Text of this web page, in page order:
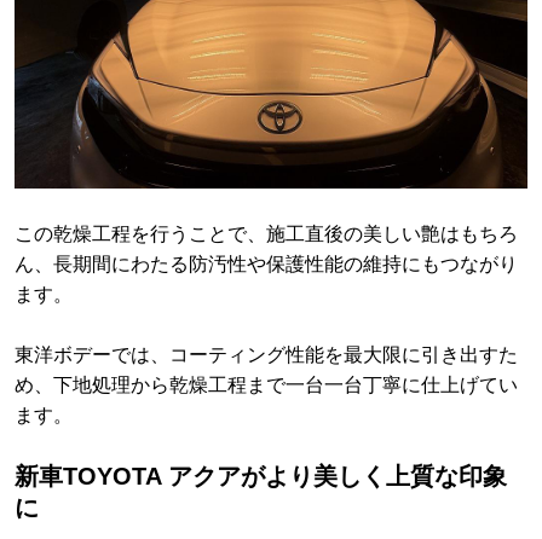
この乾燥工程を行うことで、施工直後の美しい艶はもちろ
ん、長期間にわたる防汚性や保護性能の維持にもつながり
ます。
東洋ボデーでは、コーティング性能を最大限に引き出すた
め、下地処理から乾燥工程まで一台一台丁寧に仕上げてい
ます。
新車TOYOTA アクアがより美しく上質な印象
に